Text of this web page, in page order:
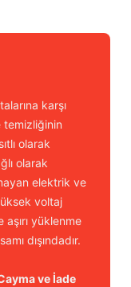
karşı
temizliğinin
olarak
olarak
elektrik ve
voltaj
yüklenme
dışındadır.
ve İade